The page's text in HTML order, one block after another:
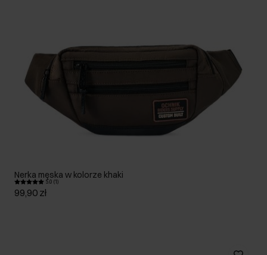
Nerka męska w kolorze khaki
5.0 (1)
99,90 zł